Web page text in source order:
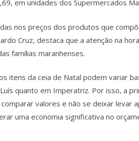
em unidades dos Supermercados
nos preços dos produtos que
Cruz, destaca que a atenção na
famílias maranhenses.
itens da ceia de Natal podem variar
quanto em Imperatriz. Por isso, a
valores e não se deixar levar
uma economia significativa no